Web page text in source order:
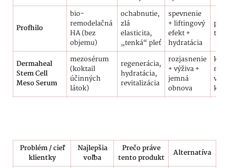
Profhilo
bio-
remodelačná
HA (bez
objemu)
ochabnutie,
zlá
elasticita,
„tenká“ pleť
spevnenie
+ liftingový
efekt +
hydratácia
Dermaheal
Stem Cell
Meso Serum
mezosérum
(koktail
účinných
látok)
regenerácia,
hydratácia,
revitalizácia
rozjasnenie
+ výživa +
jemná
obnova
kúra
Problém / cieľ
klientky
Najlepšia
voľba
Prečo práve
tento produkt
Alternatíva